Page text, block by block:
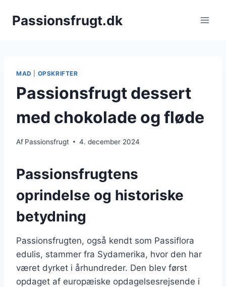
Passionsfrugt.dk
MAD OPSKRIFTER
Passionsfrugt dessert
med chokolade og fløde
Af Passionsfrugt 4. december 2024
Passionsfrugtens
oprindelse og historiske
betydning
Passionsfrugten, også kendt som Passiflora
edulis, stammer fra Sydamerika, hvor den har
været dyrket i århundreder. Den blev først
opdaget af europæiske opdagelsesrejsende i